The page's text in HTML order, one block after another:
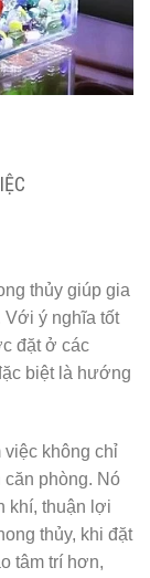
thủy giúp gia
Với ý nghĩa tốt
đặt ở các
biệt là hướng
việc không chỉ
căn phòng. Nó
khí, thuận lợi
thủy, khi đặt
tâm trí hơn,